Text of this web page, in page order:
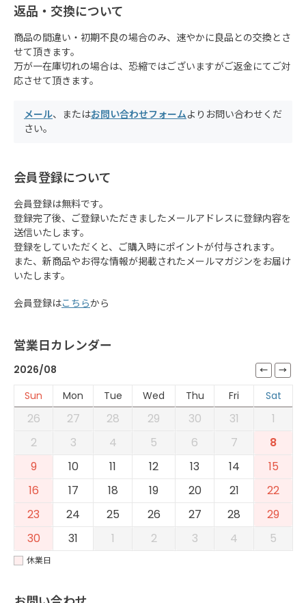
返品・交換について
商品の間違い・初期不良の場合のみ、速やかに良品との交換とさ
せて頂きます。
万が一在庫切れの場合は、恐縮ではございますがご返金にてご対
応させて頂きます。
メール、またはお問い合わせフォームよりお問い合わせくだ
さい。
会員登録について
会員登録は無料です。
登録完了後、ご登録いただきましたメールアドレスに登録内容を
送信いたします。
登録をしていただくと、ご購入時にポイントが付与されます。
また、新商品やお得な情報が掲載されたメールマガジンをお届け
いたします。
会員登録はこちらから
営業日カレンダー
2026/08
Sun
Mon Tue Wed Thu Fri Sat
26 27 28 29 30 31
1
2
3 4 5 6 7
8
9
10 11 12 13 14
15
16
17 18 19 20 21
22
23
24 25 26 27 28
29
30
31 1 2 3 4 5
休業日